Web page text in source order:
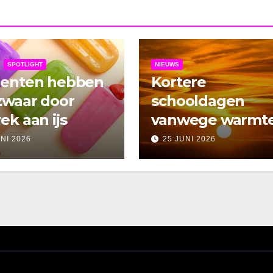
SPOTLIGHT
hebben
door
aan ijs
2026
NIEUWS
Kortere
schooldagen
vanwege
25 JUNI 2026